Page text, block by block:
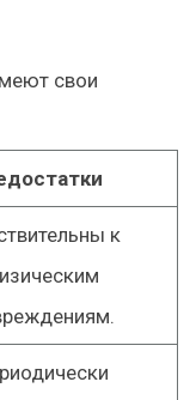
свои
к